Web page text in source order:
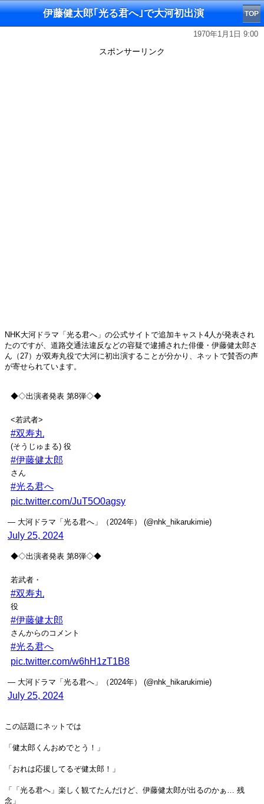
伊藤健太郎｢光る君へ｣で大河初出演 TOP
1970年1月1日 9:00
スポンサーリンク
NHK大河ドラマ「光る君へ」の公式サイトで追加キャスト4人が発表され
たのですが、道路交通法違反などの容疑で逮捕された俳優・伊藤健太郎さ
ん（27）が双寿丸役で大河に初出演することが分かり、ネットで賛否の声
が寄せられています。
◆◇出演者発表 第8弾◇◆
<若武者>
#双寿丸
(そうじゅまる) 役
#伊藤健太郎
さん
#光る君へ
pic.twitter.com/JuT5O0agsy
— 大河ドラマ「光る君へ」（2024年） (@nhk_hikarukimie)
July 25, 2024
◆◇出演者発表 第8弾◇◆
若武者・
#双寿丸
役
#伊藤健太郎
さんからのコメント
#光る君へ
pic.twitter.com/w6hH1zT1B8
— 大河ドラマ「光る君へ」（2024年） (@nhk_hikarukimie)
July 25, 2024
この話題にネットでは
「健太郎くんおめでとう！」
「おれは応援してるぞ健太郎！」
「「光る君へ」楽しく観てたんだけど、伊藤健太郎が出るのかぁ… 残
念」